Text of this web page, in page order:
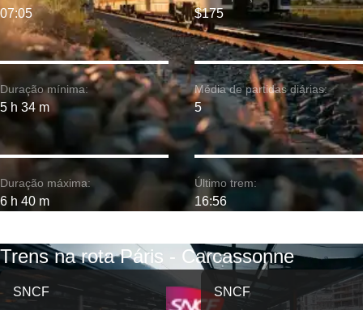
Duração mínima:
5 h 34 m
07:05
Duração máxima:
6 h 40 m
$175
Média de partidas diárias:
5
Último trem:
16:56
Trens na rota Páris - Carcassonne
SNCF SNCF